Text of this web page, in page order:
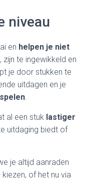
niveau
en helpen je niet
zijn te ingewikkeld en
je door stukken te
uitdagen en je
.
al een stuk lastiger
uitdaging biedt of
je altijd aanraden
kiezen, of het nu via